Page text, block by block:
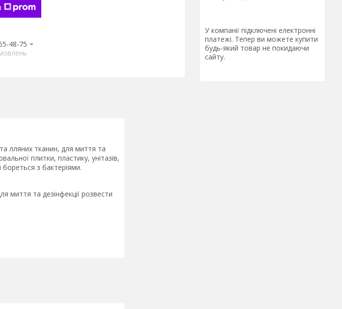
48-75
У компанії підключені електронні
платежі. Тепер ви можете купити
будь-який товар не покидаючи
сайту.
лляних тканин, для миття та
плитки, пластику, унітазів,
бореться з бактеріями.
миття та дезінфекції розвести